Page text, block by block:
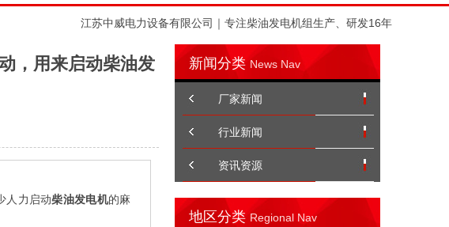
江苏中威电力设备有限公司｜专注柴油发电机组生产、研发16年
新闻分类 News Nav
厂家新闻
行业新闻
资讯资源
地区分类 Regional Nav
，用来启动柴油发
人力启动柴油发电机的麻